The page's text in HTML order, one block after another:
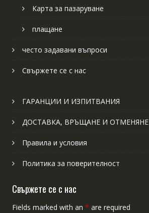
Карта за пазаруване
плащане
често задавани въпроси
Свържете се с нас
ГАРАНЦИИ И ИЗПИТВАНИЯ
ДОСТАВКА, ВРЪЩАНЕ И ОТМЕНЯНЕ
Правила и условия
Политика за поверителност
Свържете се с нас
Fields marked with an * are required